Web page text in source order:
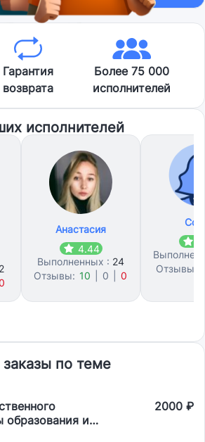
Гарантия
возврата
Более 75 000
исполнителей
исполнителей
Анастасия
4.44
Выполненных : 24
Отзывы: 10 0 0
Отзывы:
по теме
и
2000 ₽